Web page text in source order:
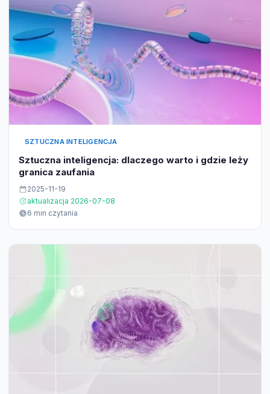
SZTUCZNA INTELIGENCJA
Sztuczna inteligencja: dlaczego warto i gdzie leży
granica zaufania
2025-11-19
aktualizacja 2026-07-08
6 min czytania